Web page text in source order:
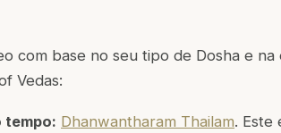
com base no seu tipo de Dosha e na
Vedas:
tempo: Dhanwantharam Thailam. Este